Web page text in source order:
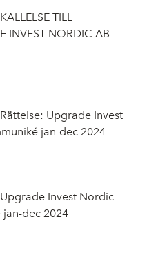
TILL
INVEST NORDIC AB
Upgrade Invest
jan-dec 2024
Invest Nordic
jan-dec 2024